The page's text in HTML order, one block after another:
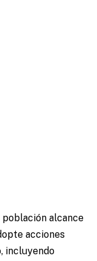
población alcance
acciones
incluyendo